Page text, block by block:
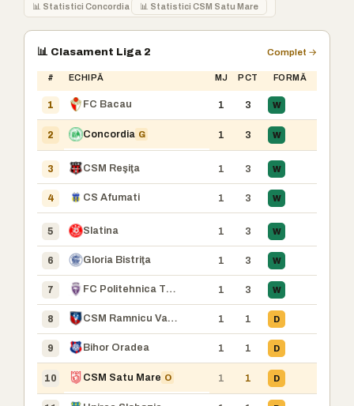
📊 Statistici Concordia 📊 Statistici CSM Satu Mare
📊 Clasament Liga 2 Complet →
# ECHIPĂ MJ PCT FORMĂ
1 FC Bacau 1 3 W
2 Concordia G 1 3 W
3 CSM Reşiţa 1 3 W
4 CS Afumati 1 3 W
5 Slatina 1 3 W
6 Gloria Bistriţa 1 3 W
7 FC Politehnica Timisoara 1 3 W
8 CSM Ramnicu Valcea 1 1 D
9 Bihor Oradea 1 1 D
10 CSM Satu Mare O 1 1 D